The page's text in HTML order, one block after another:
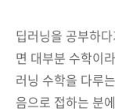
딥러닝을 공부하
면 대부분 수학이
러닝 수학을 다루
음으로 접하는 분